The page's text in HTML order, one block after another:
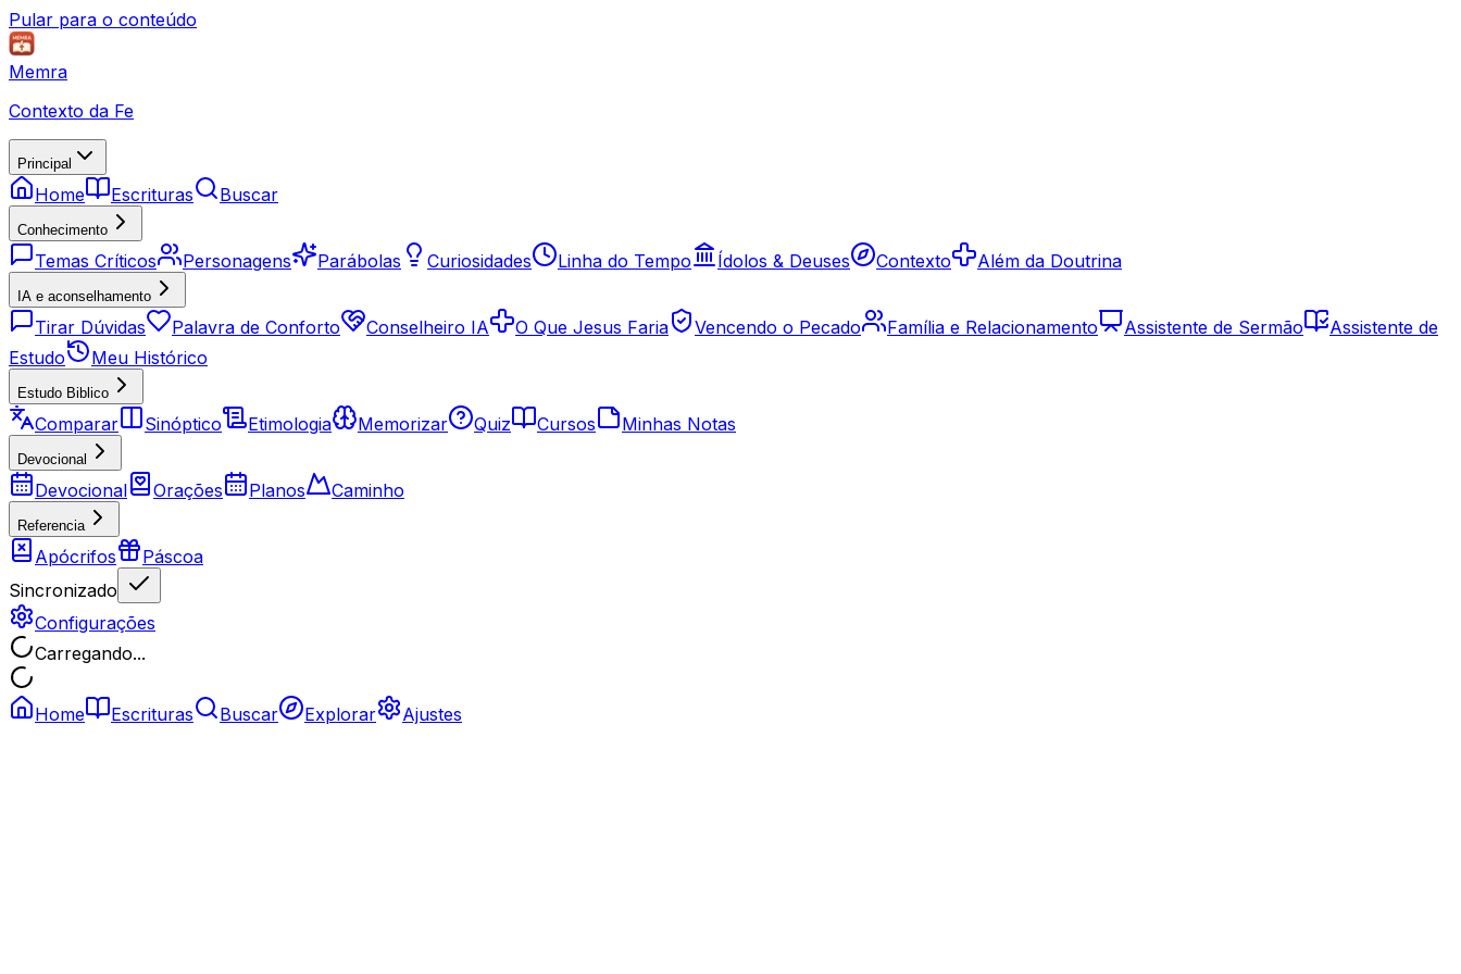
Pular para o conteúdo
Memra
Contexto da Fe
Principal
Home Escrituras Buscar
Conhecimento
Temas Críticos Personagens Parábolas Curiosidades Linha do Tempo Ídolos & Deuses Contexto Além da Doutrina
IA e aconselhamento
Tirar Dúvidas Palavra de Conforto Conselheiro IA O Que Jesus Faria Vencendo o Pecado Família e Relacionamento Assistente de Sermão
Assistente de
Estudo
Meu Histórico
Estudo Biblico
Comparar Sinóptico Etimologia Memorizar Quiz Cursos Minhas Notas
Devocional
Devocional Orações Planos Caminho
Referencia
Apócrifos
Páscoa
Sincronizado
Configurações
Carregando...
Home Escrituras Buscar Explorar Ajustes